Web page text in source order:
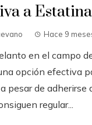
a
Hace 9
en el campo
opción efectiva
pesar de adherirse
regular...